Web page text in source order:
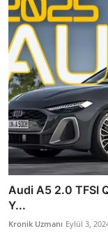
Audi A5 2.0 TFSI
Y...
Kronik Uzmanı Eylül 3,